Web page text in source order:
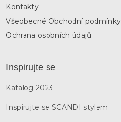
Kontakty
Všeobecné Obchodní podmínky
Ochrana osobních údajů
Inspirujte se
Katalog 2023
Inspirujte se SCANDI stylem